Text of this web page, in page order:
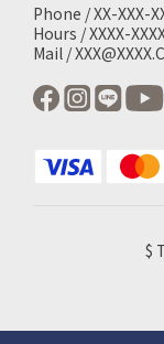
Phone / XX-XXX-
Hours / XXXX-
Mail /
$